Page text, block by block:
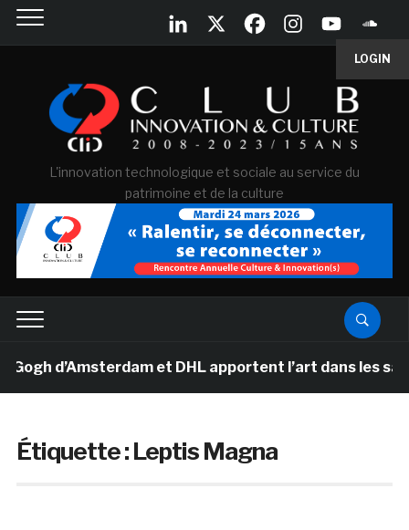
LOGIN
L'innovation technologique et sociale au service du
patrimoine et de la culture
d’Amsterdam et DHL apportent l’art dans les salles
Étiquette :Leptis Magna